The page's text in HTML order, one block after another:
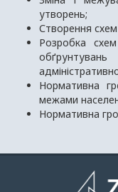
утворень;
Створення
Розробка
Нормативна
межами
Нормативна